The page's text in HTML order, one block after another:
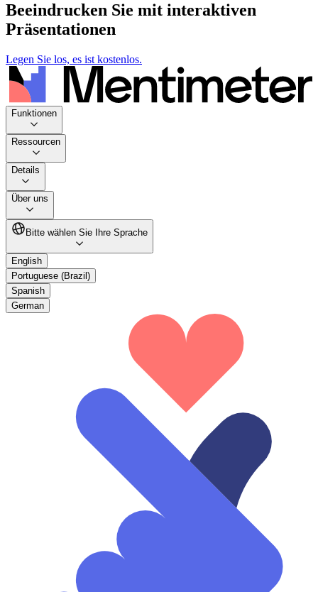
Beeindrucken Sie mit interaktiven
Präsentationen
Legen Sie los, es ist kostenlos.
Funktionen
Ressourcen
Details
Über uns
Bitte wählen Sie Ihre Sprache
English
Portuguese (Brazil)
Spanish
German